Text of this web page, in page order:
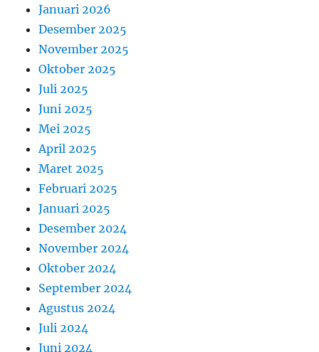
Januari 2026
Desember 2025
November 2025
Oktober 2025
Juli 2025
Juni 2025
Mei 2025
April 2025
Maret 2025
Februari 2025
Januari 2025
Desember 2024
November 2024
Oktober 2024
September 2024
Agustus 2024
Juli 2024
Juni 2024